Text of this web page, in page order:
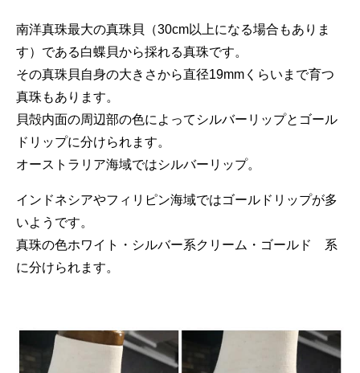
南洋真珠最大の真珠貝（30cm以上になる場合もありま
す）である白蝶貝から採れる真珠です。
その真珠貝自身の大きさから直径19mmくらいまで育つ
真珠もあります。
貝殻内面の周辺部の色によってシルバーリップとゴール
ドリップに分けられます。
オーストラリア海域ではシルバーリップ。
インドネシアやフィリピン海域ではゴールドリップが多
いようです。
真珠の色ホワイト・シルバー系クリーム・ゴールド゙系
に分けられます。